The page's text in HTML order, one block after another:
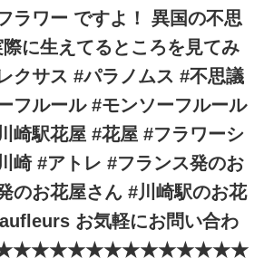
ラワー ですよ！ 異国の不思
に生えてるところを見てみ
クサス #パラノムス #不思議
フルール #モンソーフルール
崎駅花屋 #花屋 #フラワーシ
崎 #アトレ #フランス発のお
のお花屋さん #川崎駅のお花
お気軽にお問い合わ
★★★★★★★★★★★★★★★